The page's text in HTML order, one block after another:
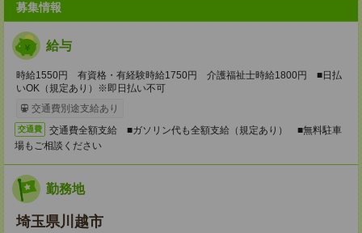
募集情報
給与
時給1550円 有資格・有経験時給1750円 介護福祉士時給1800円 ■日払
いOK（規定あり）※即日払い不可
交通費別途支給あり
交通費
交通費全額支給 ■ガソリン代も全額支給（規定あり） ■無料駐車
場もご相談ください
勤務地
埼玉県川越市